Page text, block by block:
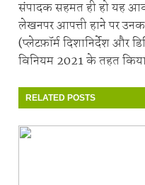
संपादक सहमत ही हो यह
लेखनपर आपत्ती हाने पर उनका
(प्लेटफ़ॉर्म दिशानिर्देश और
विनियम 2021 के तहत
RELATED POSTS